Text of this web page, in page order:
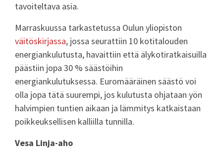
tavoiteltava asia.
Marraskuussa tarkastetussa Oulun yliopiston
väitöskirjassa, jossa seurattiin 10 kotitalouden
energiankulutusta, havaittiin että älykotiratkaisuilla
päästiin jopa 30 % säästöihin
energiankulutuksessa. Euromääräinen säästö voi
olla jopa tätä suurempi, jos kulutusta ohjataan yön
halvimpien tuntien aikaan ja lämmitys katkaistaan
poikkeuksellisen kalliilla tunnilla.
Vesa Linja-aho